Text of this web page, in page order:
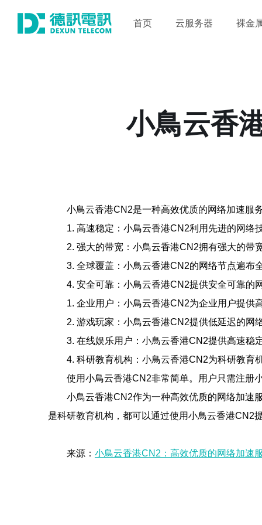
首页 云服务器 裸金
小鳥云香
小鳥云香港CN2是一种高效优质的网络加速服
1. 高速稳定：小鳥云香港CN2利用先进的网络
2. 强大的带宽：小鳥云香港CN2拥有强大的带
3. 全球覆盖：小鳥云香港CN2的网络节点遍布
4. 安全可靠：小鳥云香港CN2提供安全可靠的
1. 企业用户：小鳥云香港CN2为企业用户提供
2. 游戏玩家：小鳥云香港CN2提供低延迟的网
3. 在线娱乐用户：小鳥云香港CN2提供高速稳
4. 科研教育机构：小鳥云香港CN2为科研教育
使用小鳥云香港CN2非常简单。用户只需注册
小鳥云香港CN2作为一种高效优质的网络加速
是科研教育机构，都可以通过使用小鳥云香港CN2
来源： 小鳥云香港CN2：高效优质的网络加速